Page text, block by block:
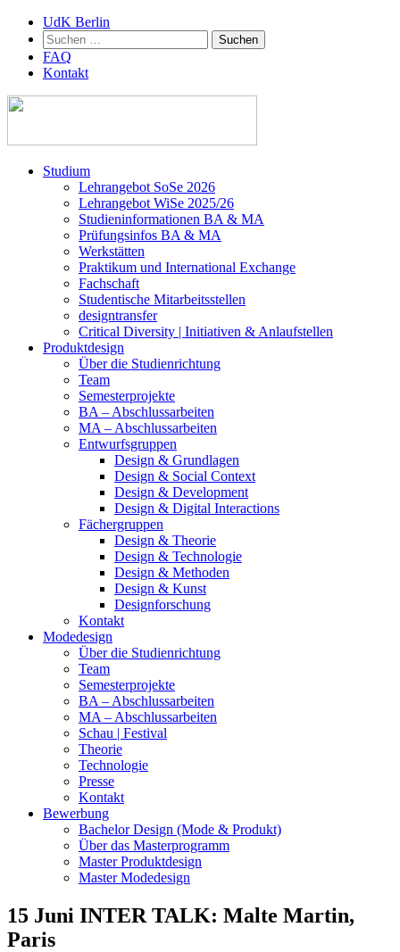
UdK Berlin
Suchen
nach:
FAQ
Kontakt
Inhalt
Studium
Lehrangebot SoSe 2026
Lehrangebot WiSe 2025/26
Studieninformationen ­BA & MA
Prüfungsinfos BA & MA
Werkstätten
Praktikum und International Exchange
Fachschaft
Studentische Mitarbeitsstellen
designtransfer
Critical Diversity | Initiativen & Anlaufstellen
Produktdesign
Über die Studienrichtung
Team
Semesterprojekte
BA – Abschlussarbeiten
MA – Abschlussarbeiten
Entwurfsgruppen
Design & Grundlagen
Design & Social Context
Design & Development
Design & Digital Interactions
Fächergruppen
Design & Theorie
Design & Technologie
Design & Methoden
Design & Kunst
Designforschung
Kontakt
Modedesign
Über die Studienrichtung
Team
Semesterprojekte
BA – Abschlussarbeiten
MA – Abschlussarbeiten
Schau | Festival
Theorie
Technologie
Presse
Kontakt
Bewerbung
Bachelor Design (Mode & Produkt)
Über das Masterprogramm
Master Produktdesign
Master Modedesign
15 Juni INTER TALK: Malte Martin,
Paris